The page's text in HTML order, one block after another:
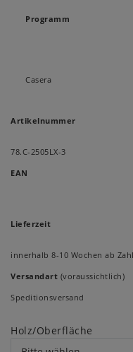
Programm
Casera
Artikelnummer
78.C-2505LX-3
EAN
Lieferzeit
innerhalb 8-10 Wochen ab
Versandart (voraussichtlich)
Speditionsversand
Holz/Oberfläche